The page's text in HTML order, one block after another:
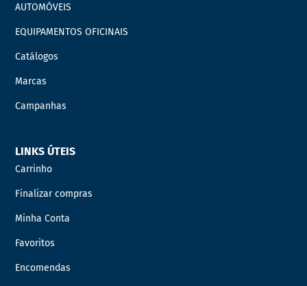
AUTOMÓVEIS
EQUIPAMENTOS OFICINAIS
Catálogos
Marcas
Campanhas
LINKS ÚTEIS
Carrinho
Finalizar compras
Minha Conta
Favoritos
Encomendas